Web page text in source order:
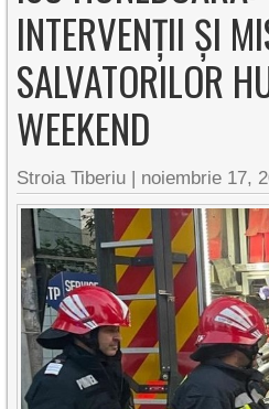
INTERVENȚII ȘI
SALVATORILOR
WEEKEND
Stroia Tiberiu | noiembrie 17,